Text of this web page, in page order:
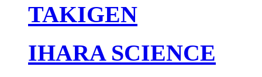
TAKIGEN
IHARA SCIENCE